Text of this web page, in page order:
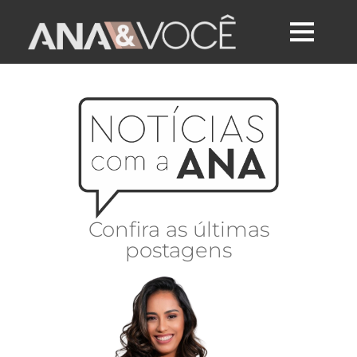
Confira as últimas
postagens